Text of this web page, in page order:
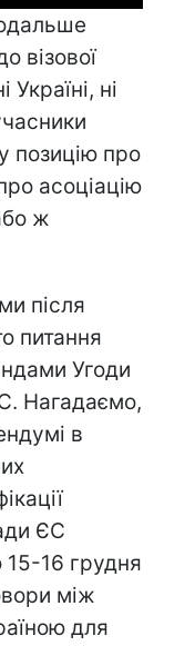
візової
Україні, ні
позицію про
асоціацію
ж
після
питання
Угоди
Нагадаємо,
в
ЄС
16 грудня
між
для